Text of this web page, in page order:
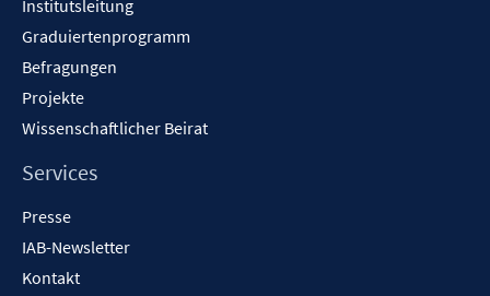
Institutsleitung
Graduiertenprogramm
Befragungen
Projekte
Wissenschaftlicher Beirat
Services
Presse
IAB-Newsletter
Kontakt